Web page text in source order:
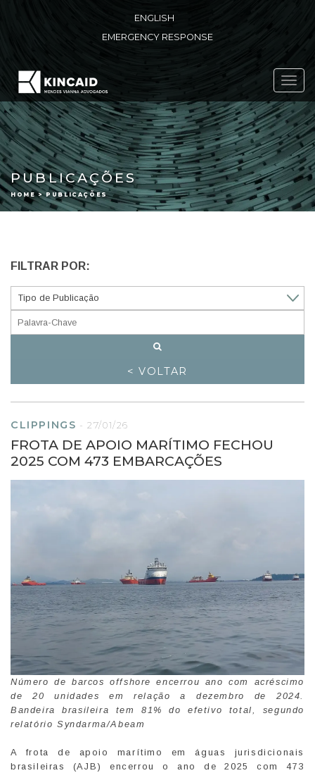
ENGLISH
EMERGENCY RESPONSE
PUBLICAÇÕES
HOME > PUBLICAÇÕES
FILTRAR POR:
< VOLTAR
CLIPPINGS - 27/01/26
FROTA DE APOIO MARÍTIMO FECHOU
2025 COM 473 EMBARCAÇÕES
Número de barcos offshore encerrou ano com acréscimo
de 20 unidades em relação a dezembro de 2024.
Bandeira brasileira tem 81% do efetivo total, segundo
relatório Syndarma/Abeam
A frota de apoio marítimo em águas jurisdicionais
brasileiras (AJB) encerrou o ano de 2025 com 473